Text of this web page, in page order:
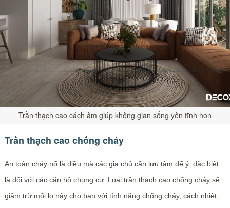
Trần thạch cao cách âm giúp không gian sống yên tĩnh hơn
Trần thạch cao chống cháy
An toàn cháy nổ là điều mà các gia chủ cần lưu tâm để ý, đặc biệt
là đối với các căn hộ chung cư. Loại trần thạch cao chống cháy sẽ
giảm trừ mối lo này cho bạn với tính năng chống cháy, cách nhiệt,